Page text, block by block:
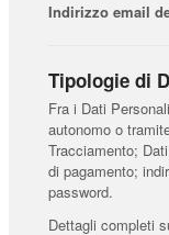
Indirizzo email
Tipologie di
Fra i Dati
autonomo o
Tracciamento;
di pagamento;
password.
Dettagli completi